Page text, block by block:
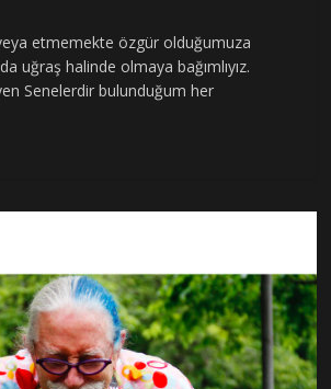
etmemekte özgür olduğumuza
uğraş halinde olmaya bağımlıyız.
Senelerdir bulunduğum her